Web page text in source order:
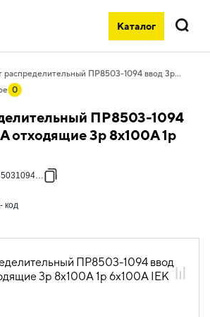
Каталог
Поиск
решения НКУ
ПР8503
выключателями
Пункт распределительный ПР8503-1094 ввод 3p 1х400А отходящие 3p 8х100А 1p 6х100А IEK
0
ПР8503-1094
отходящие 3p 8х100А 1p
01
код